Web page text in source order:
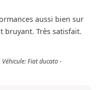
aussi bien sur
bruyant. Très satisfait.
Fiat ducato -